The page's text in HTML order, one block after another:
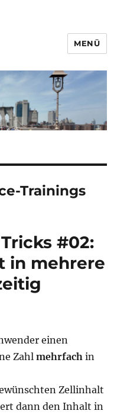
MENÜ
Trainings
#02:
in mehrere
einen
Zahlmehrfach in
Zellinhalt
dann den Inhalt in